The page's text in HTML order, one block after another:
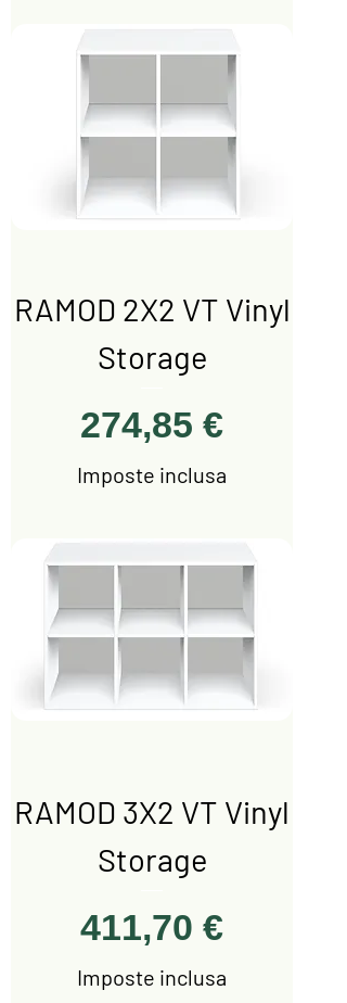
RAMOD 2X2 VT Vinyl
Storage
Prezzo
274,85 €
Imposte inclusa
RAMOD 3X2 VT Vinyl
Storage
Prezzo
411,70 €
Imposte inclusa